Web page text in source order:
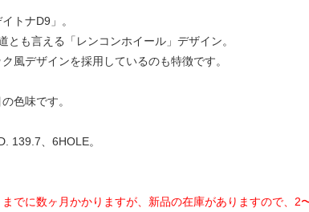
トナD9」。
も言える「レンコンホイール」デザイン。
風デザインを採用しているのも特徴です。
色味です。
139.7、6HOLE。
でに数ヶ月かかりますが、新品の在庫がありますので、2